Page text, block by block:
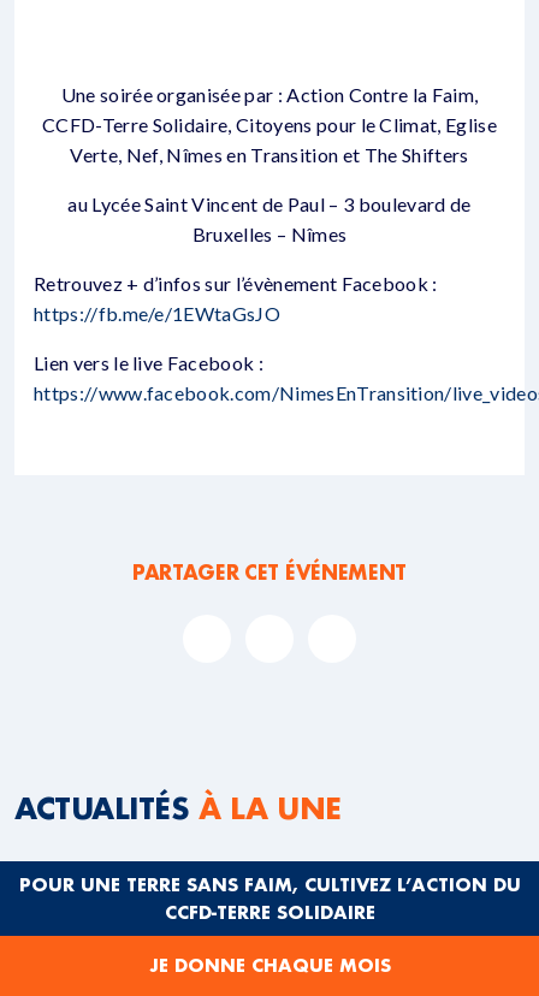
Une soirée organisée par : Action Contre la Faim,
CCFD-Terre Solidaire, Citoyens pour le Climat, Eglise
Verte, Nef, Nîmes en Transition et The Shifters
au Lycée Saint Vincent de Paul – 3 boulevard de
Bruxelles – Nîmes
Retrouvez + d’infos sur l’évènement Facebook :
https://fb.me/e/1EWtaGsJO
Lien vers le live Facebook :
https://www.facebook.com/NimesEnTransition/
PARTAGER CET ÉVÉNEMENT
ACTUALITÉS À LA UNE
POUR UNE TERRE SANS FAIM, CULTIVEZ L’ACTION DU
CCFD-TERRE SOLIDAIRE
JE DONNE CHAQUE MOIS